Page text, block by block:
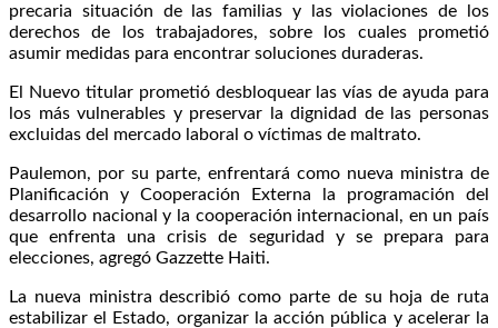
precaria situación de las familias y las violaciones de los
derechos de los trabajadores, sobre los cuales prometió
asumir medidas para encontrar soluciones duraderas.
El Nuevo titular prometió desbloquear las vías de ayuda para
los más vulnerables y preservar la dignidad de las personas
excluidas del mercado laboral o víctimas de maltrato.
Paulemon, por su parte, enfrentará como nueva ministra de
Planificación y Cooperación Externa la programación del
desarrollo nacional y la cooperación internacional, en un país
que enfrenta una crisis de seguridad y se prepara para
elecciones, agregó Gazzette Haiti.
La nueva ministra describió como parte de su hoja de ruta
estabilizar el Estado, organizar la acción pública y acelerar la